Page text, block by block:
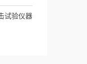
试验仪器